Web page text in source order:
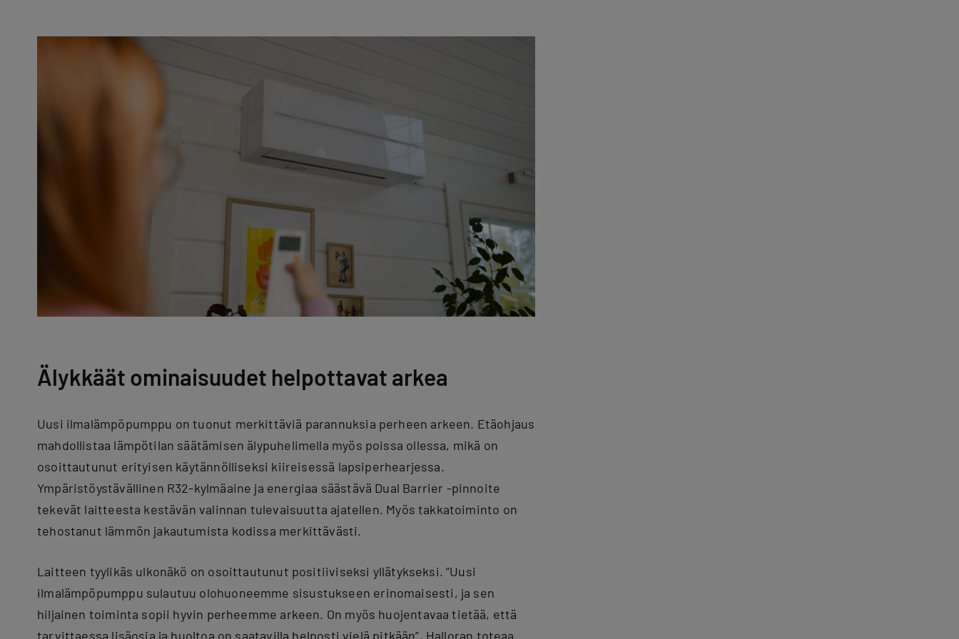
Älykkäät ominaisuudet helpottavat arkea
Uusi ilmalämpöpumppu on tuonut merkittäviä parannuksia perheen arkeen. Etäohjaus
mahdollistaa lämpötilan säätämisen älypuhelimella myös poissa ollessa, mikä on
osoittautunut erityisen käytännölliseksi kiireisessä lapsiperhearjessa.
Ympäristöystävällinen R32-kylmäaine ja energiaa säästävä Dual Barrier -pinnoite
tekevät laitteesta kestävän valinnan tulevaisuutta ajatellen. Myös takkatoiminto on
tehostanut lämmön jakautumista kodissa merkittävästi.
Laitteen tyylikäs ulkonäkö on osoittautunut positiiviseksi yllätykseksi. ”Uusi
ilmalämpöpumppu sulautuu olohuoneemme sisustukseen erinomaisesti, ja sen
hiljainen toiminta sopii hyvin perheemme arkeen. On myös huojentavaa tietää, että
tarvittaessa lisäosia ja huoltoa on saatavilla helposti vielä pitkään”, Halloran toteaa